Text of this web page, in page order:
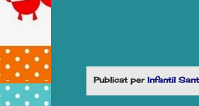
Publicat per Infantil